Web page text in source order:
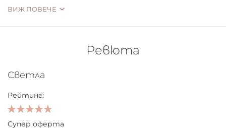
TITANIUM DIOXIDE (CI 77891), RED IRON OXIDE (CI 77491),
ВИЖ ПОВЕЧЕ
Ревюта
Светла
Рейтинг:
Супер оферта